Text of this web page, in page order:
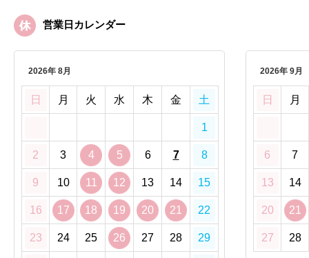
営業日カレンダー
2026年 8月
日 月 火 水 木 金 土
1
2 3 4 5 6 7 8
9 10 11 12 13 14 15
16 17 18 19 20 21 22
23 24 25 26 27 28 29
2026年 9月
日 月
6 7
13 14
20 21
27 28